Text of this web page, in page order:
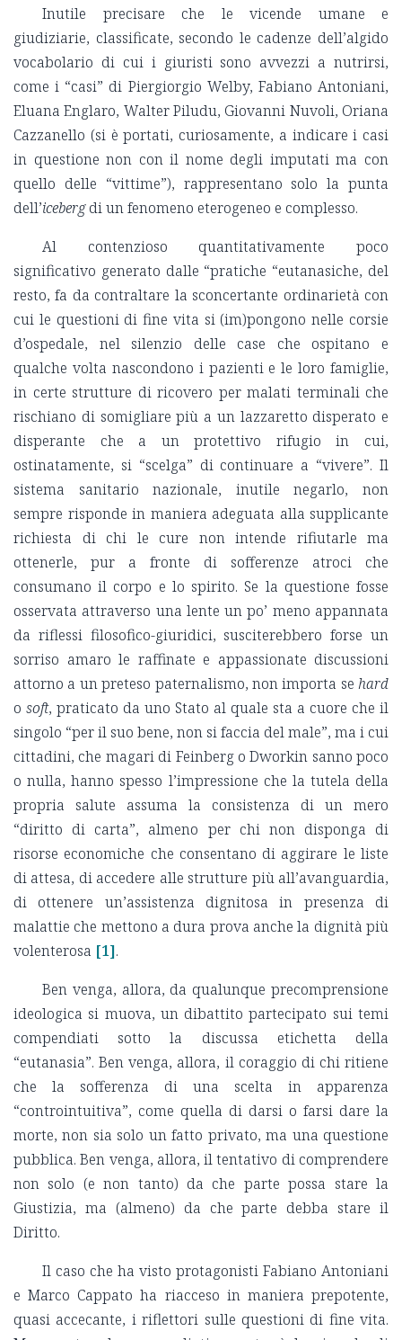
Inutile precisare che le vicende umane e
giudiziarie, classificate, secondo le cadenze dell’algido
vocabolario di cui i giuristi sono avvezzi a nutrirsi,
come i “casi” di Piergiorgio Welby, Fabiano Antoniani,
Eluana Englaro, Walter Piludu, Giovanni Nuvoli, Oriana
Cazzanello (si è portati, curiosamente, a indicare i casi
in questione non con il nome degli imputati ma con
quello delle “vittime”), rappresentano solo la punta
dell’icebergdi un fenomeno eterogeneo e complesso.
Al contenzioso quantitativamente poco
significativo generato dalle “pratiche “eutanasiche, del
resto, fa da contraltare la sconcertante ordinarietà con
cui le questioni di fine vita si (im)pongono nelle corsie
d’ospedale, nel silenzio delle case che ospitano e
qualche volta nascondono i pazienti e le loro famiglie,
in certe strutture di ricovero per malati terminali che
rischiano di somigliare più a un lazzaretto disperato e
disperante che a un protettivo rifugio in cui,
ostinatamente, si “scelga” di continuare a “vivere”. Il
sistema sanitario nazionale, inutile negarlo, non
sempre risponde in maniera adeguata alla supplicante
richiesta di chi le cure non intende rifiutarle ma
ottenerle, pur a fronte di sofferenze atroci che
consumano il corpo e lo spirito. Se la questione fosse
osservata attraverso una lente un po’ meno appannata
da riflessi filosofico-giuridici, susciterebbero forse un
sorriso amaro le raffinate e appassionate discussioni
attorno a un preteso paternalismo, non importa se hard
o soft, praticato da uno Stato al quale sta a cuore che il
singolo “per il suo bene, non si faccia del male”, ma i cui
cittadini, che magari di Feinberg o Dworkin sanno poco
o nulla, hanno spesso l’impressione che la tutela della
propria salute assuma la consistenza di un mero
“diritto di carta”, almeno per chi non disponga di
risorse economiche che consentano di aggirare le liste
di attesa, di accedere alle strutture più all’avanguardia,
di ottenere un’assistenza dignitosa in presenza di
malattie che mettono a dura prova anche la dignità più
volenterosa [1].
Ben venga, allora, da qualunque precomprensione
ideologica si muova, un dibattito partecipato sui temi
compendiati sotto la discussa etichetta della
“eutanasia”. Ben venga, allora, il coraggio di chi ritiene
che la sofferenza di una scelta in apparenza
“controintuitiva”, come quella di darsi o farsi dare la
morte, non sia solo un fatto privato, ma una questione
pubblica. Ben venga, allora, il tentativo di comprendere
non solo (e non tanto) da che parte possa stare la
Giustizia, ma (almeno) da che parte debba stare il
Diritto.
Il caso che ha visto protagonisti Fabiano Antoniani
e Marco Cappato ha riacceso in maniera prepotente,
quasi accecante, i riflettori sulle questioni di fine vita.